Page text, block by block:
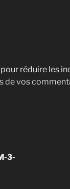
réduire les
de vos
3-